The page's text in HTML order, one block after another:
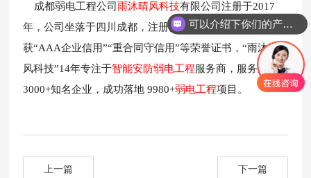
成都弱电工程公司雨沐晴风科技有限公司注册于2017
年，公司坐落于四川成都，注册资金1000万元，公司荣
获“AAA企业信用”“重合同守信用”等荣誉证书，“雨沐晴
风科技”14年专注于智能安防弱电工程服务商，服务过
3000+知名企业，成功落地 9980+弱电工程项目。
上一篇 下一篇
可以介绍下你们的产品么？